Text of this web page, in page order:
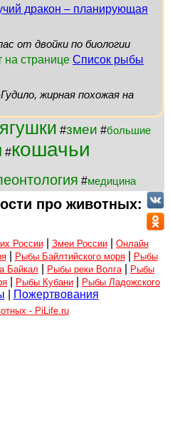
дракон – планирующая
от двойки по биологии
на странице Список рыбы
жирная похожая на
#змеи #большие
#кошачьи
#медицина
про животных:
России| Змеи России| Онлайн
| Рыбы Байлтийского моря|
Рыбы
Байкал Рыбы реки Волга
Рыбы
Рыбы Кубани
Рыбы Ладожского
Пожертвования
- PiLife.ru